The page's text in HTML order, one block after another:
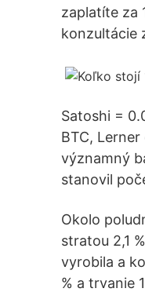
zaplatíte za
konzultácie
Satoshi =
BTC,
významný
stanovil
Okolo
stratou 2,1
vyrobila a
% a trvanie